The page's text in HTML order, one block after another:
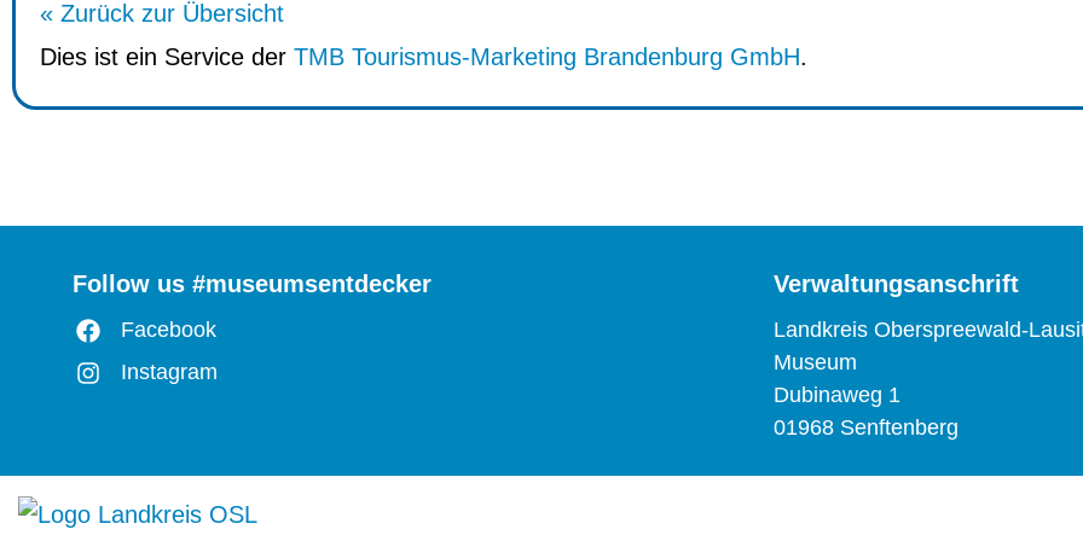
« Zurück zur Übersicht
Dies ist ein Service der TMB Tourismus-Marketing Brandenburg GmbH.
Follow us #museumsentdecker
Facebook
Instagram
Verwaltungsanschrift
Landkreis Oberspreewald-
Museum
Dubinaweg 1
01968 Senftenberg